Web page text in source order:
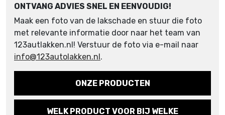
ONTVANG ADVIES SNEL EN EENVOUDIG!
Maak een foto van de lakschade en stuur die foto
met relevante informatie door naar het team van
123autlakken.nl! Verstuur de foto via e-mail naar
info@123autolakken.nl .
ONZE PRODUCTEN
WELK PRODUCT VOOR BIJ WELKE